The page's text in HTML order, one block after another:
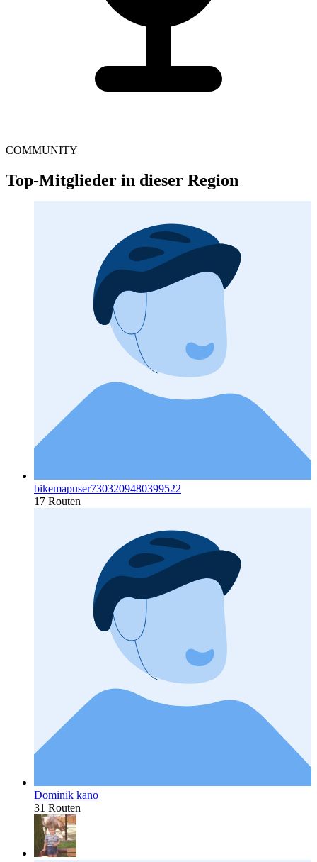
COMMUNITY
Top-Mitglieder in dieser Region
bikemapuser7303209480399522
17 Routen
Dominik kano
31 Routen